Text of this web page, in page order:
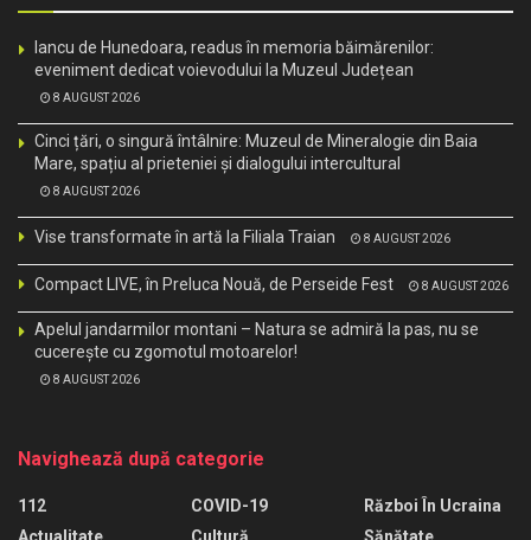
Iancu de Hunedoara, readus în memoria băimărenilor:
eveniment dedicat voievodului la Muzeul Județean
8 AUGUST 2026
Cinci țări, o singură întâlnire: Muzeul de Mineralogie din Baia
Mare, spațiu al prieteniei și dialogului intercultural
8 AUGUST 2026
Vise transformate în artă la Filiala Traian 8 AUGUST 2026
Compact LIVE, în Preluca Nouă, de Perseide Fest 8 AUGUST 2026
Apelul jandarmilor montani – Natura se admiră la pas, nu se
cucerește cu zgomotul motoarelor!
8 AUGUST 2026
Navighează după categorie
112
COVID-19
Război În Ucraina